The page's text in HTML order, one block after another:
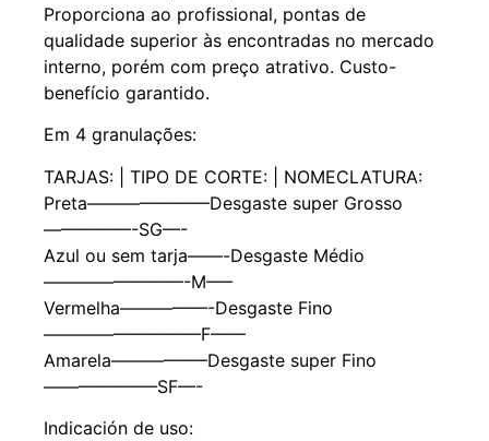
Proporciona ao profissional, pontas de
qualidade superior às encontradas no mercado
interno, porém com preço atrativo. Custo-
benefício garantido.
Em 4 granulações:
TARJAS: | TIPO DE CORTE: | NOMECLATURA:
Preta———————Desgaste super Grosso
—————-SG—-
Azul ou sem tarja——-Desgaste Médio
————————-M—–
Vermelha—————-Desgaste Fino
—————————F——
Amarela—————–Desgaste super Fino
——————–SF—-
Indicación de uso: